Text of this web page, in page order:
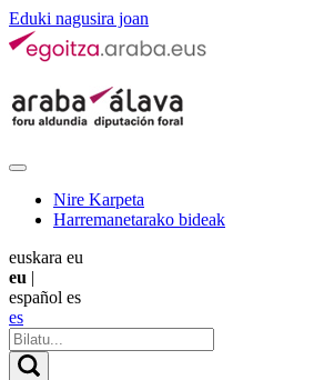
Eduki nagusira joan
Nire Karpeta
Harremanetarako bideak
euskara eu
eu |
español es
es